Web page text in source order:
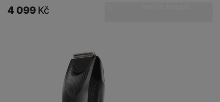
4 099 Kč